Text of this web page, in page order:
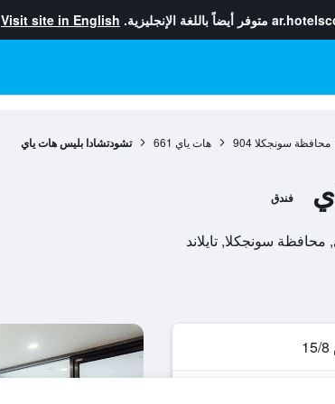
متوفر أيضاً باللغة الإنجليزية. Visit site in English
محافظة سونجكلا 904 هات ياي 661 تشودتشادا بليس هات ياي
فندق